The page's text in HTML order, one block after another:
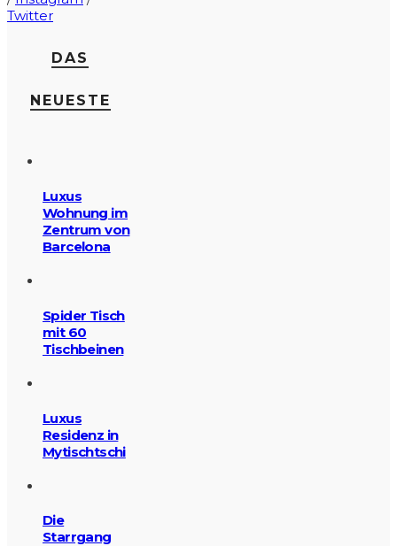
Twitter
DAS
NEUESTE
Luxus
Wohnung im
Zentrum von
Barcelona
Spider Tisch
mit 60
Tischbeinen
Luxus
Residenz in
Mytischtschi
Die
Starrgang